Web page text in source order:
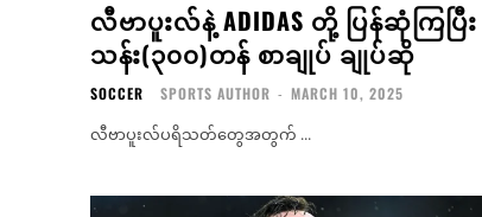
လီဗာပူးလ်နဲ့ ADIDAS တို့ ပြန်ဆုံကြပြီး
သန်း(၃၀၀)တန် စာချုပ် ချုပ်ဆို
SOCCER SPORTS AUTHOR - MARCH 10, 2025
လီဗာပူးလ်ပရိသတ်တွေအတွက် ...